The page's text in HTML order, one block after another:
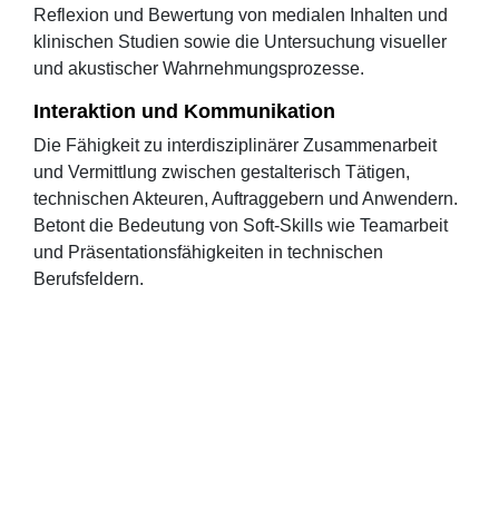
Reflexion und Bewertung von medialen Inhalten und
klinischen Studien sowie die Untersuchung visueller
und akustischer Wahrnehmungsprozesse.
Interaktion und Kommunikation
Die Fähigkeit zu interdisziplinärer Zusammenarbeit
und Vermittlung zwischen gestalterisch Tätigen,
technischen Akteuren, Auftraggebern und Anwendern.
Betont die Bedeutung von Soft-Skills wie Teamarbeit
und Präsentationsfähigkeiten in technischen
Berufsfeldern.